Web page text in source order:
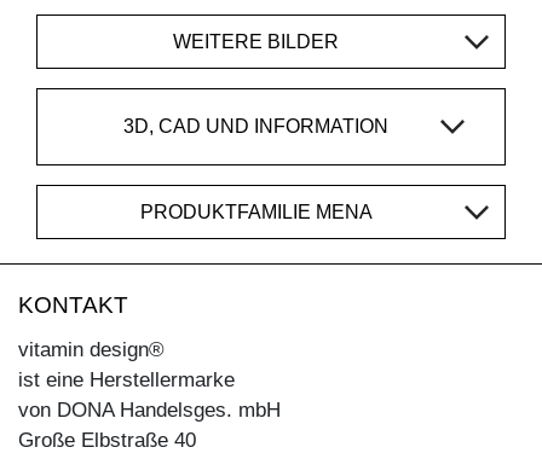
WEITERE BILDER
3D, CAD UND INFORMATION
PRODUKTFAMILIE MENA
KONTAKT
vitamin design®
ist eine Herstellermarke
von DONA Handelsges. mbH
Große Elbstraße 40